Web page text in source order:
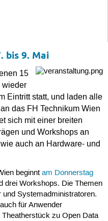
bis 9. Mai
15
wieder
Eintritt statt, und laden alle
das FH Technikum Wien
sich mit einer breiten
und Workshops an
auch an Hardware- und
beginnt am Donnerstag
drei Workshops. Die Themen
Systemadministratoren.
für Anwender
zu Open Data